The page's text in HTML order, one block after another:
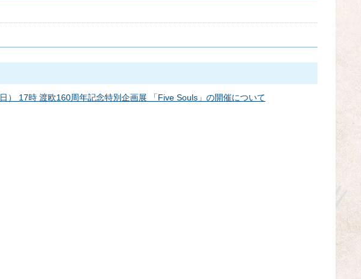
） 17時 渡欧160周年記念特別企画展 「Five Souls」の開催について